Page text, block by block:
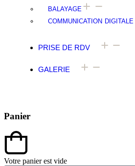
BALAYAGE
COMMUNICATION DIGITALE
PRISE DE RDV
GALERIE
Panier
Votre panier est vide